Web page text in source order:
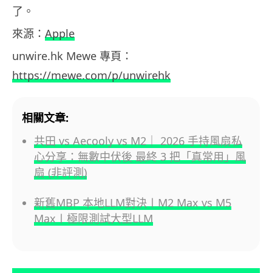
了。
來源： Apple
unwire.hk Mewe 專頁：
https://mewe.com/p/unwirehk
相關文章:
共田 vs Aecooly vs M2｜ 2026 手持風扇私
心分享：無數中伏後 最終 3 把「真常用」風
扇 (非評測)
新舊MBP 本地LLM對決〡M2 Max vs M5
Max〡極限測試大型LLM